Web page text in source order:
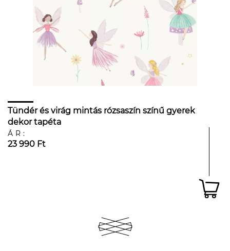
Tündér és virág mintás rózsaszín színű gyerek
dekor tapéta
ÁR:
23 990 Ft